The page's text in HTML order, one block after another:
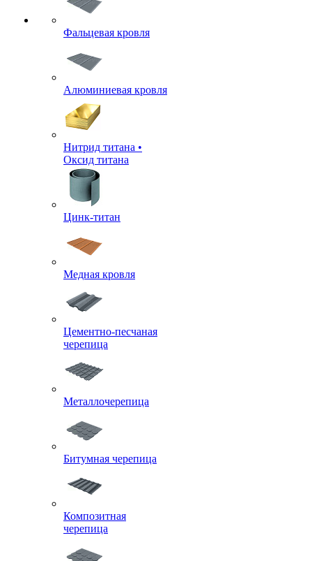
Фальцевая кровля
Алюминиевая кровля
Нитрид титана •
Оксид титана
Цинк-титан
Медная кровля
Цементно-песчаная
черепица
Металлочерепица
Битумная черепица
Композитная
черепица